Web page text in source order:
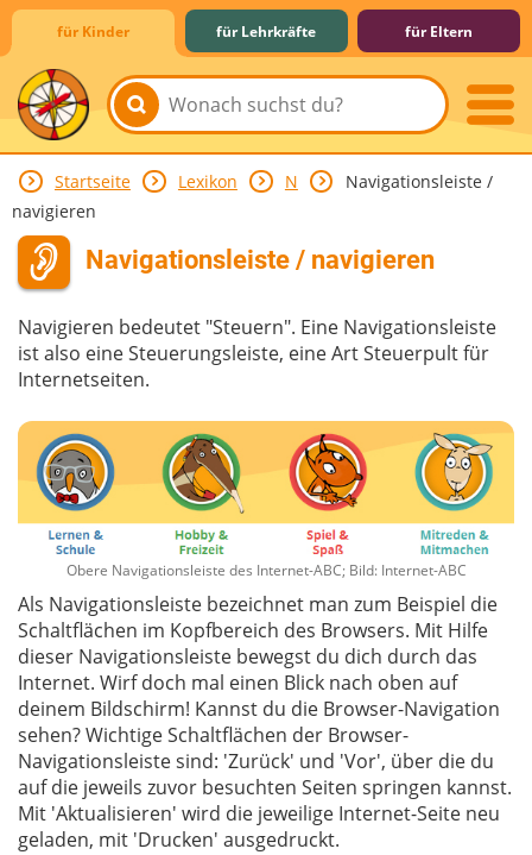
für Kinder für Lehrkräfte für Eltern
Lernen & Schule
Hobby & Freizeit
Spiel & Spaß
Mitreden & Mitmachen
Startseite Lexikon N
Navigationsleiste /
navigieren
Navigationsleiste / navigieren
Navigieren bedeutet "Steuern". Eine Navigationsleiste
ist also eine Steuerungsleiste, eine Art Steuerpult für
Internetseiten.
Obere Navigationsleiste des Internet-ABC; Bild: Internet-ABC
Als Navigationsleiste bezeichnet man zum Beispiel die
Schaltflächen im Kopfbereich des Browsers. Mit Hilfe
dieser Navigationsleiste bewegst du dich durch das
Internet. Wirf doch mal einen Blick nach oben auf
deinem Bildschirm! Kannst du die Browser-Navigation
sehen? Wichtige Schaltflächen der Browser-
Navigationsleiste sind: 'Zurück' und 'Vor', über die du
auf die jeweils zuvor besuchten Seiten springen kannst.
Mit 'Aktualisieren' wird die jeweilige Internet-Seite neu
geladen, mit 'Drucken' ausgedruckt.